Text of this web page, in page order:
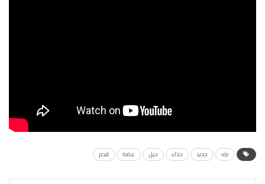
vip جديد حذاء حيل عضة قدم